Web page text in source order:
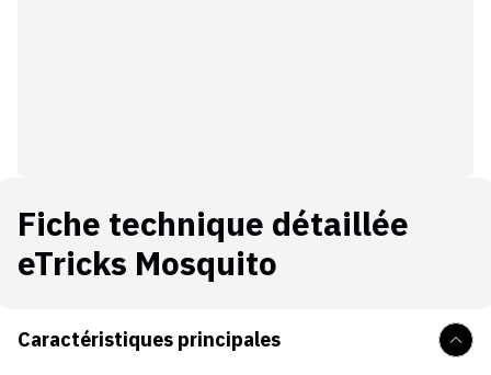
Fiche technique détaillée
eTricks Mosquito
Caractéristiques principales